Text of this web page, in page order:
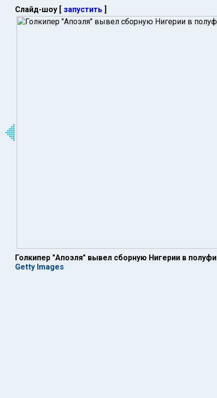
Слайд-шоу [ запустить ]
Голкипер "Апоэля" вывел сборную Нигерии в
Getty Images